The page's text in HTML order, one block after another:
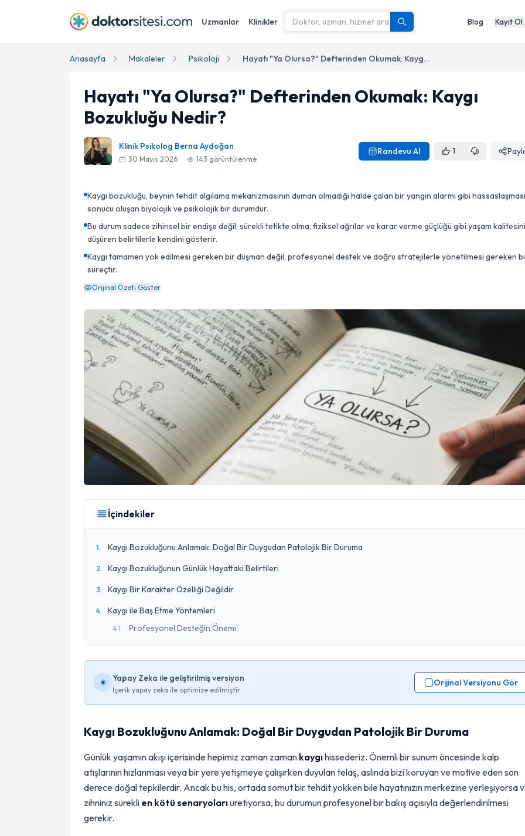
Uzmanlar Klinikler Blog Kayıt Ol
Anasayfa Makaleler Psikoloji Hayatı "Ya Olursa?" Defterinden Okumak: Kaygı Bozukluğu Nedir?
Hayatı "Ya Olursa?" Defterinden Okumak: Kaygı
Bozukluğu Nedir?
Klinik Psikolog Berna Aydoğan
30 Mayıs 2026 143 görüntülenme
Randevu Al 1
Kaygı bozukluğu, beynin tehdit algılama mekanizmasının duman olmadığı halde çalan bir yangın alarmı gibi hassaslaşması
sonucu oluşan biyolojik ve psikolojik bir durumdur.
Bu durum sadece zihinsel bir endişe değil; sürekli tetikte olma, fiziksel ağrılar ve karar verme güçlüğü gibi yaşam kalitesini
düşüren belirtilerle kendini gösterir.
Kaygı tamamen yok edilmesi gereken bir düşman değil, profesyonel destek ve doğru stratejilerle yönetilmesi gereken
süreçtir.
Orijinal Özeti Göster
İçindekiler
1. Kaygı Bozukluğunu Anlamak: Doğal Bir Duygudan Patolojik Bir Duruma
2. Kaygı Bozukluğunun Günlük Hayattaki Belirtileri
3. Kaygı Bir Karakter Özelliği Değildir
4. Kaygı ile Baş Etme Yöntemleri
4.1 Profesyonel Desteğin Önemi
Yapay Zeka ile geliştirilmiş versiyon
İçerik yapay zeka ile optimize edilmiştir
Orijinal Versiyonu Gör
Kaygı Bozukluğunu Anlamak: Doğal Bir Duygudan Patolojik Bir Duruma
Günlük yaşamın akışı içerisinde hepimiz zaman zaman kaygıhissederiz. Önemli bir sunum öncesinde kalp
atışlarının hızlanması veya bir yere yetişmeye çalışırken duyulan telaş, aslında bizi koruyan ve motive eden son
derece doğal tepkilerdir. Ancak bu his, ortada somut bir tehdit yokken bile hayatınızın merkezine yerleşiyorsa
zihniniz sürekli en kötü senaryolarıüretiyorsa, bu durumun profesyonel bir bakış açısıyla değerlendirilmesi
gerekir.